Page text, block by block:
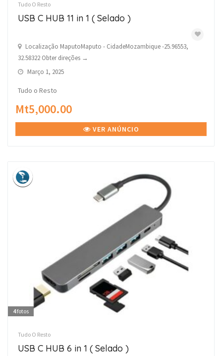
Tudo O Resto
USB C HUB 11 in 1 ( Selado )
Localização MaputoMaputo - CidadeMozambique -25.96553,
32.58322 Obter direções →
Março 1, 2025
Tudo o Resto
Mt5,000.00
VER ANÚNCIO
4fotos
Tudo O Resto
USB C HUB 6 in 1 ( Selado )